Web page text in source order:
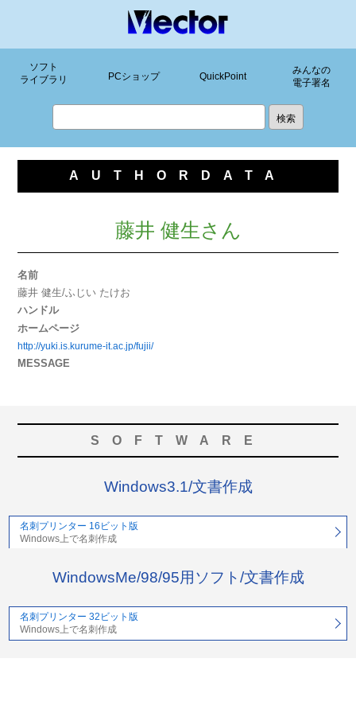
ソフト
ライブラリ
PCショップ QuickPoint
みんなの
電子署名
AUTHORDATA
藤井 健生さん
名前
藤井 健生/ふじい たけお
ハンドル
ホームページ
http://yuki.is.kurume-it.ac.jp/fujii/
MESSAGE
SOFTWARE
Windows3.1/文書作成
名刺プリンター 16ビット版
Windows上で名刺作成
WindowsMe/98/95用ソフト/文書作成
名刺プリンター 32ビット版
Windows上で名刺作成